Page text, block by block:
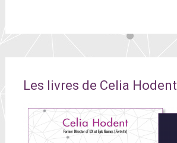
Les livres de Celia Hodent